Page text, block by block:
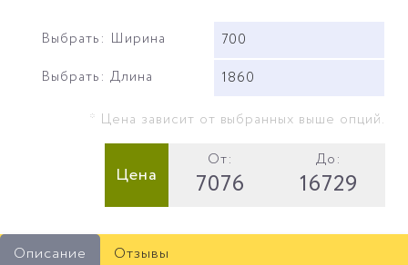
Выбрать: Ширина
700
Выбрать: Длина
1860
* Цена зависит от выбранных выше опций.
Цена
От:
7076
До:
16729
Описание Отзывы